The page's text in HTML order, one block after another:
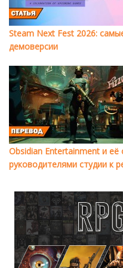
Steam Next Fest 2026:
демоверсии
Obsidian Entertainment и
руководителями студии к